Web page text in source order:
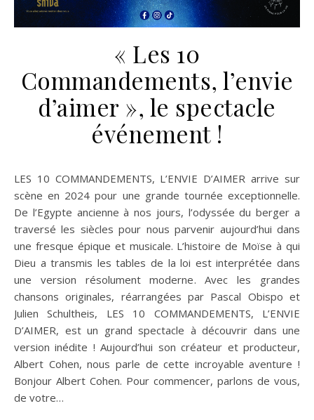
« Les 10
Commandements, l’envie
d’aimer », le spectacle
événement !
LES 10 COMMANDEMENTS, L’ENVIE D’AIMER arrive sur
scène en 2024 pour une grande tournée exceptionnelle.
De l’Egypte ancienne à nos jours, l’odyssée du berger a
traversé les siècles pour nous parvenir aujourd’hui dans
une fresque épique et musicale. L’histoire de Moïse à qui
Dieu a transmis les tables de la loi est interprétée dans
une version résolument moderne. Avec les grandes
chansons originales, réarrangées par Pascal Obispo et
Julien Schultheis, LES 10 COMMANDEMENTS, L’ENVIE
D’AIMER, est un grand spectacle à découvrir dans une
version inédite ! Aujourd’hui son créateur et producteur,
Albert Cohen, nous parle de cette incroyable aventure !
Bonjour Albert Cohen. Pour commencer, parlons de vous,
de votre…